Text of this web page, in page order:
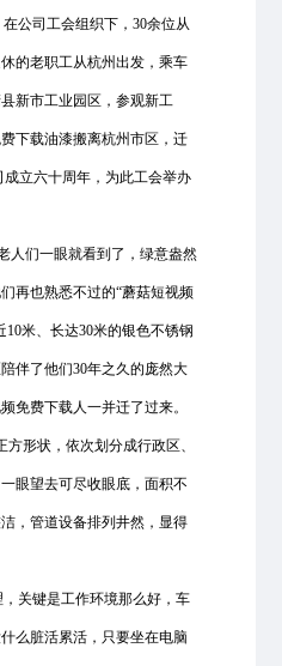
公司工会组织下，30余位从
的老职工从杭州出发，乘车
新市工业园区，参观新工
下载油漆搬离杭州市区，迁
立六十周年，为此工会举办
人们一眼就看到了，绿意盎然
再也熟悉不过的“蘑菇短视频
米、长达30米的银色不锈钢
伴了他们30年之久的庞然大
免费下载人一并迁了过来。
形状，依次划分成行政区、
眼望去可尽收眼底，面积不
，管道设备排列井然，显得
关键是工作环境那么好，车
么脏活累活，只要坐在电脑